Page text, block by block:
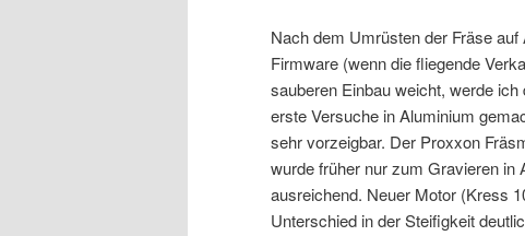
Nach dem Umrüsten der Fräse
Firmware (wenn die fliegende
sauberen Einbau weicht, werde
erste Versuche in Aluminium
sehr vorzeigbar. Der Proxxon
wurde früher nur zum Gravieren in
ausreichend. Neuer Motor (Kress
Unterschied in der Steifigkeit